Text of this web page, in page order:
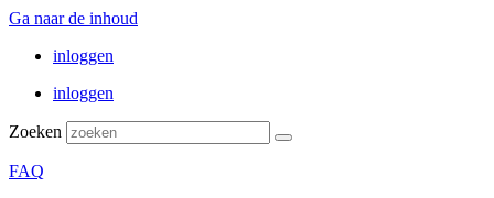
Ga naar de inhoud
inloggen
inloggen
Zoeken
FAQ